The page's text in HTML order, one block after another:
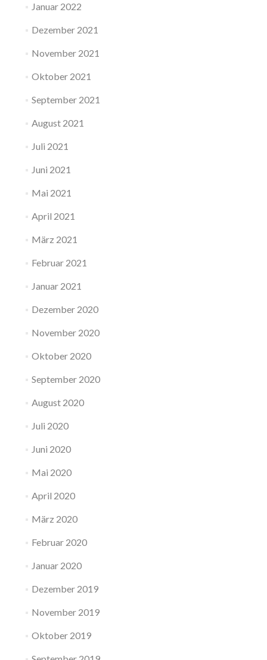
Januar 2022
Dezember 2021
November 2021
Oktober 2021
September 2021
August 2021
Juli 2021
Juni 2021
Mai 2021
April 2021
März 2021
Februar 2021
Januar 2021
Dezember 2020
November 2020
Oktober 2020
September 2020
August 2020
Juli 2020
Juni 2020
Mai 2020
April 2020
März 2020
Februar 2020
Januar 2020
Dezember 2019
November 2019
Oktober 2019